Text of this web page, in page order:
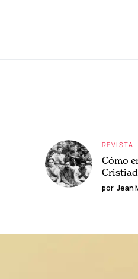
REVISTA
Cómo
por Jean